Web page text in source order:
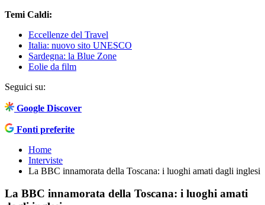
Temi Caldi:
Eccellenze del Travel
Italia: nuovo sito UNESCO
Sardegna: la Blue Zone
Eolie da film
Seguici su:
Google Discover
Fonti preferite
Home
Interviste
La BBC innamorata della Toscana: i luoghi amati dagli inglesi
La BBC innamorata della Toscana: i luoghi amati